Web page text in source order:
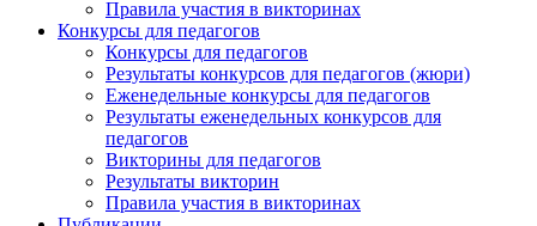
Правила участия в викторинах
Конкурсы для педагогов
Конкурсы для педагогов
Результаты конкурсов для педагогов (жюри)
Еженедельные конкурсы для педагогов
Результаты еженедельных конкурсов для
педагогов
Викторины для педагогов
Результаты викторин
Правила участия в викторинах